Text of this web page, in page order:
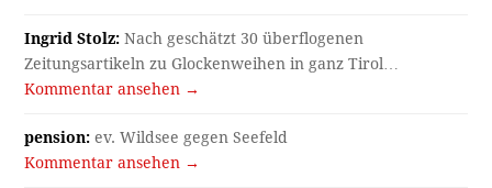
Ingrid Stolz: Nach geschätzt 30 überflogenen
Zeitungsartikeln zu Glockenweihen in ganz Tirol…
Kommentar ansehen →
pension: ev. Wildsee gegen Seefeld
Kommentar ansehen →